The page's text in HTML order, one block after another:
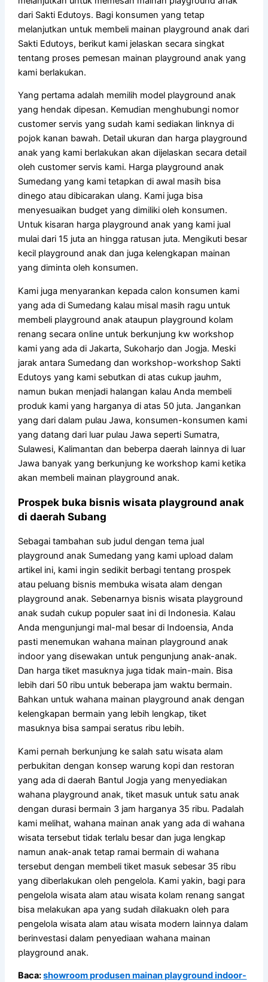
dari Sakti Edutoys. Bagi konsumen yang tetap
melanjutkan untuk membeli mainan playground anak dari
Sakti Edutoys, berikut kami jelaskan secara singkat
tentang proses pemesan mainan playground anak yang
kami berlakukan.
Yang pertama adalah memilih model playground anak
yang hendak dipesan. Kemudian menghubungi nomor
customer servis yang sudah kami sediakan linknya di
pojok kanan bawah. Detail ukuran dan harga playground
anak yang kami berlakukan akan dijelaskan secara detail
oleh customer servis kami. Harga playground anak
Sumedang yang kami tetapkan di awal masih bisa
dinego atau dibicarakan ulang. Kami juga bisa
menyesuaikan budget yang dimiliki oleh konsumen.
Untuk kisaran harga playground anak yang kami jual
mulai dari 15 juta an hingga ratusan juta. Mengikuti besar
kecil playground anak dan juga kelengkapan mainan
yang diminta oleh konsumen.
Kami juga menyarankan kepada calon konsumen kami
yang ada di Sumedang kalau misal masih ragu untuk
membeli playground anak ataupun playground kolam
renang secara online untuk berkunjung kw workshop
kami yang ada di Jakarta, Sukoharjo dan Jogja. Meski
jarak antara Sumedang dan workshop-workshop Sakti
Edutoys yang kami sebutkan di atas cukup jauhm,
namun bukan menjadi halangan kalau Anda membeli
produk kami yang harganya di atas 50 juta. Jangankan
yang dari dalam pulau Jawa, konsumen-konsumen kami
yang datang dari luar pulau Jawa seperti Sumatra,
Sulawesi, Kalimantan dan beberpa daerah lainnya di luar
Jawa banyak yang berkunjung ke workshop kami ketika
akan membeli mainan playground anak.
Prospek buka bisnis wisata playground anak
di daerah Subang
Sebagai tambahan sub judul dengan tema jual
playground anak Sumedang yang kami upload dalam
artikel ini, kami ingin sedikit berbagi tentang prospek
atau peluang bisnis membuka wisata alam dengan
playground anak. Sebenarnya bisnis wisata playground
anak sudah cukup populer saat ini di Indonesia. Kalau
Anda mengunjungi mal-mal besar di Indoensia, Anda
pasti menemukan wahana mainan playground anak
indoor yang disewakan untuk pengunjung anak-anak.
Dan harga tiket masuknya juga tidak main-main. Bisa
lebih dari 50 ribu untuk beberapa jam waktu bermain.
Bahkan untuk wahana mainan playground anak dengan
kelengkapan bermain yang lebih lengkap, tiket
masuknya bisa sampai seratus ribu lebih.
Kami pernah berkunjung ke salah satu wisata alam
perbukitan dengan konsep warung kopi dan restoran
yang ada di daerah Bantul Jogja yang menyediakan
wahana playground anak, tiket masuk untuk satu anak
dengan durasi bermain 3 jam harganya 35 ribu. Padalah
kami melihat, wahana mainan anak yang ada di wahana
wisata tersebut tidak terlalu besar dan juga lengkap
namun anak-anak tetap ramai bermain di wahana
tersebut dengan membeli tiket masuk sebesar 35 ribu
yang diberlakukan oleh pengelola. Kami yakin, bagi para
pengelola wisata alam atau wisata kolam renang sangat
bisa melakukan apa yang sudah dilakuakn oleh para
pengelola wisata alam atau wisata modern lainnya dalam
berinvestasi dalam penyediaan wahana mainan
playground anak.
Baca:showroom produsen mainan playground indoor-